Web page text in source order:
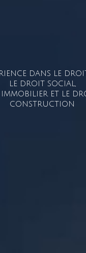
DANS LE
LE DROIT SOCIAL,
IMMOBILIER ET LE
CONSTRUCTION